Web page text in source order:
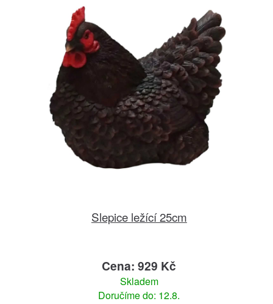
Slepice ležící 25cm
Cena: 929 Kč
Skladem
Doručíme do: 12.8.